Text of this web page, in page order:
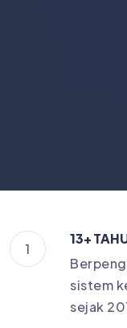
1
13+
sistem
sejak